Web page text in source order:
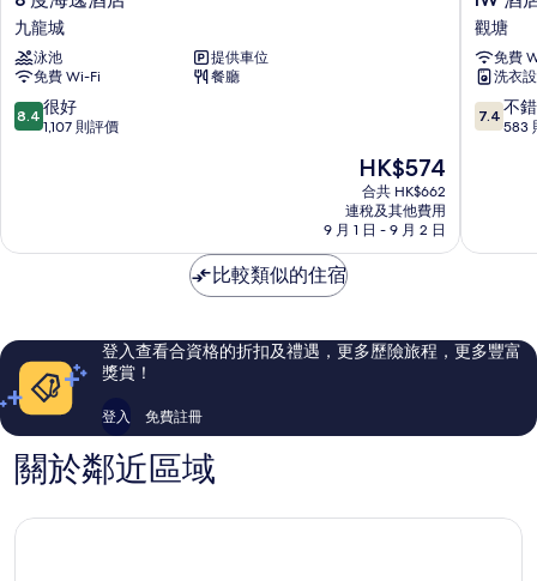
度
海
逸
酒
店
九
九龍城
泳池
提供車位
免費 Wi-Fi
餐廳
8.4
分
很
評
價
評
8.4 很好
1,107 則評價
現
售
HK$574
HK$574
合共 HK$662
連稅及其他費用
9 月 1 日 - 9 月 2 日
酒
店
觀
塘
觀塘
免費
洗衣
7.4
分
不
評
價
7.4 不錯
583
比較類似的住宿
登入查看合資格的折扣及禮遇，更多歷險旅程，更多豐富
獎賞！
登入 免費註冊
關於鄰近區域